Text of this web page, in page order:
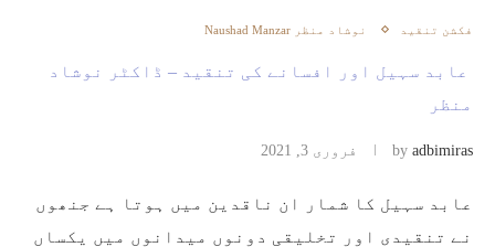
فکشن تنقید نوشاد منظر Naushad Manzar
عابد سہیل اور افسانے کی تنقید – ڈاکٹر نوشاد
منظر
by adbimiras فروری 3, 2021
عابد سہیل کا شمار ان ناقدین میں ہوتا ہے جنھوں
نے تنقیدی اور تخلیقی دونوں میدانوں میں یکساں